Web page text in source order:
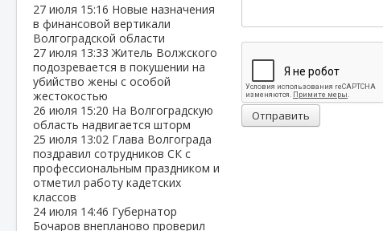
27 июля 15:16 Новые назначения
в финансовой вертикали
Волгоградской области
27 июля 13:33Житель Волжского
подозревается в покушении на
убийство жены с особой
жестокостью
26 июля 15:20 На Волгоградскую
область надвигается шторм
25 июля 13:02 Глава Волгограда
поздравил сотрудников СК с
профессиональным праздником и
отметил работу кадетских
классов
24 июля 14:46 Губернатор
Бочаров внепланово проверил
Отправить